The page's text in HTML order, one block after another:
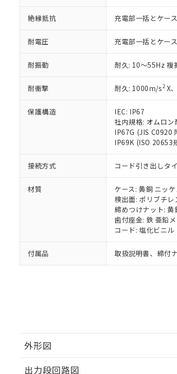
絶縁抵抗 充電部一括とケー
耐電圧 充電部一括とケー
耐振動 耐久: 10～55Hz 複
耐衝撃 耐久: 1000m/s2X
保護構造
IEC: IP67
社内規格: オムロ
IP67G (JIS C0920
IP69K (ISO 20653
接続方式 コード引き出しタ
材質
ケース: 黄銅 ニッ
検出面: ポリブチ
締めつけナット:
歯付座金: 鉄 亜鉛
コード: 塩化ビニル
付属品 取扱説明書、締付
外形図
出力段回路図
また
混在
既に
り割